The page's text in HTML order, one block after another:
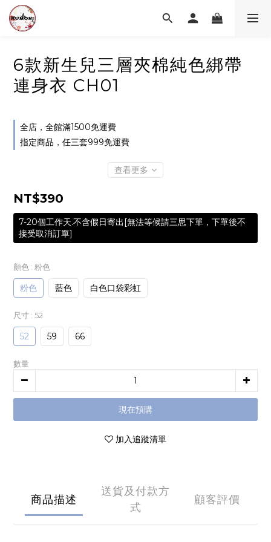
6款新生兒三層夾棉純色綁帶
連身衣 CH01
全店，全館滿1500免運費
指定商品，任三套999免運費
查看更多
NT$390
7-20個工作天.不含假日寄出[無法等候請三思下單，下單後不
接受取消訂單]
顏色 : 粉色
粉色 藍色 白色口袋彩虹
尺寸 : 52
52 59 66
數量
現在預購
加入追蹤清單
商品描述
送貨及付款方
式
顧客評價